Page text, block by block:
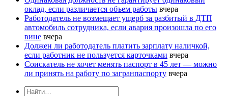
оклад, если различается объем работы вчера
Работодатель не возмещает ущерб за разбитый в ДТП
автомобиль сотрудника, если авария произошла по его
вине вчера
Должен ли работодатель платить зарплату наличкой,
если работник не пользуется карточками вчера
Соискатель не хочет менять паспорт в 45 лет — можно
ли принять на работу по загранпаспорту вчера